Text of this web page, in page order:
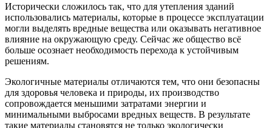
Исторически сложилось так, что для утепления зданий
использовались материалы, которые в процессе эксплуатации
могли выделять вредные вещества или оказывать негативное
влияние на окружающую среду. Сейчас же общество всё
больше осознает необходимость перехода к устойчивым
решениям.
Экологичные материалы отличаются тем, что они безопасны
для здоровья человека и природы, их производство
сопровождается меньшими затратами энергии и
минимальными выбросами вредных веществ. В результате
такие материалы становятся не только экологически